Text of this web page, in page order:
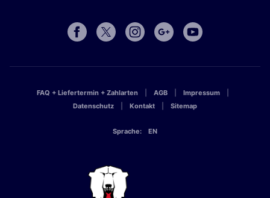
FAQ + Liefertermin + Zahlarten AGB
Impressum
Datenschutz
Kontakt Sitemap
Sprache: EN